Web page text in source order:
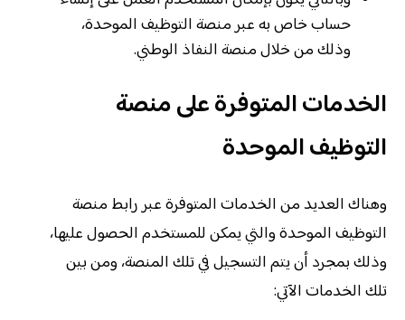
حساب خاص به عبر منصة التوظيف الموحدة،
وذلك من خلال منصة النفاذ الوطني.
الخدمات المتوفرة على منصة
التوظيف الموحدة
وهناك العديد من الخدمات المتوفرة عبر رابط منصة
التوظيف الموحدة والتي يمكن للمستخدم الحصول عليها،
وذلك بمجرد أن يتم التسجيل في تلك المنصة، ومن بين
تلك الخدمات الآتي: